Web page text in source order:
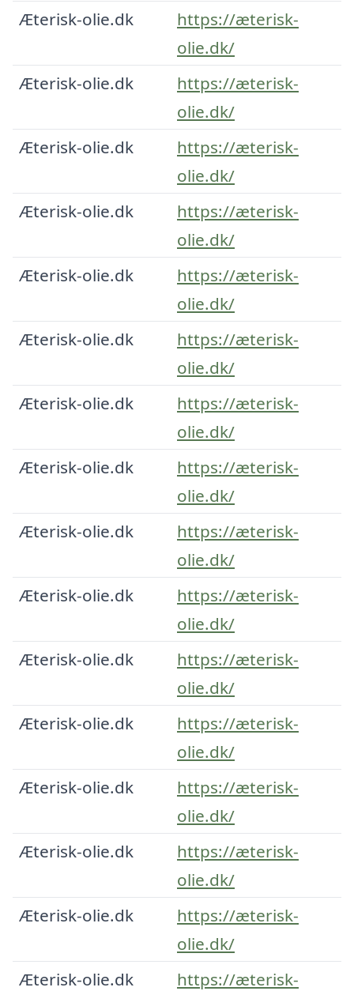
Æterisk-olie.dk
https://æterisk-
olie.dk/
Æterisk-olie.dk
https://æterisk-
olie.dk/
Æterisk-olie.dk
https://æterisk-
olie.dk/
Æterisk-olie.dk
https://æterisk-
olie.dk/
Æterisk-olie.dk
https://æterisk-
olie.dk/
Æterisk-olie.dk
https://æterisk-
olie.dk/
Æterisk-olie.dk
https://æterisk-
olie.dk/
Æterisk-olie.dk
https://æterisk-
olie.dk/
Æterisk-olie.dk
https://æterisk-
olie.dk/
Æterisk-olie.dk
https://æterisk-
olie.dk/
Æterisk-olie.dk
https://æterisk-
olie.dk/
Æterisk-olie.dk
https://æterisk-
olie.dk/
Æterisk-olie.dk
https://æterisk-
olie.dk/
Æterisk-olie.dk
https://æterisk-
olie.dk/
Æterisk-olie.dk
https://æterisk-
olie.dk/
Æterisk-olie.dk
https://æterisk-